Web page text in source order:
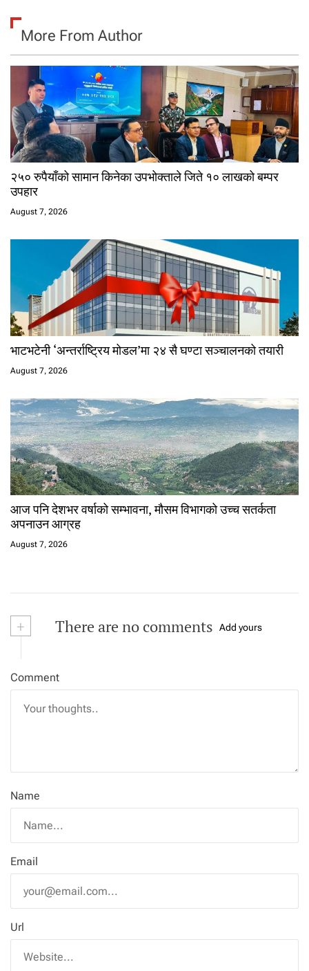
More From Author
२५० रुपैयाँको सामान किनेका उपभोक्ताले जिते १० लाखको बम्पर
उपहार
August 7, 2026
भाटभटेनी ‘अन्तर्राष्ट्रिय मोडल’मा २४ सै घण्टा सञ्चालनको तयारी
August 7, 2026
आज पनि देशभर वर्षाको सम्भावना, मौसम विभागको उच्च सतर्कता
अपनाउन आग्रह
August 7, 2026
+ There are no comments Add yours
Comment
Name
Email
Url